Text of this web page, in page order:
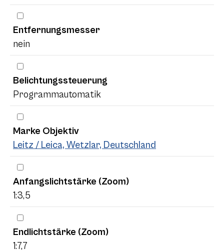
Entfernungsmesser
nein
Belichtungssteuerung
Programmautomatik
Marke Objektiv
Leitz / Leica, Wetzlar, Deutschland
Anfangslichtstärke (Zoom)
1:3,5
Endlichtstärke (Zoom)
1:7,7